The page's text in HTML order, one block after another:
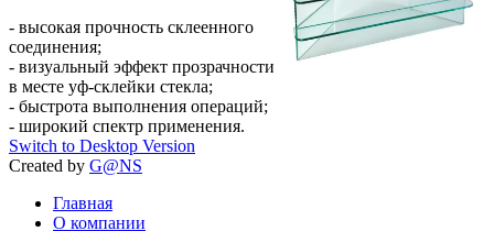
- высокая прочность склеенного
соединения;
- визуальный эффект прозрачности
в месте уф-склейки стекла;
- быстрота выполнения операций;
- широкий спектр применения.
Switch to Desktop Version
Created by G@NS
Главная
О компании